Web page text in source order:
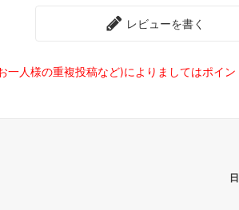
レビューを書く
一人様の重複投稿など)によりましてはポイン
日